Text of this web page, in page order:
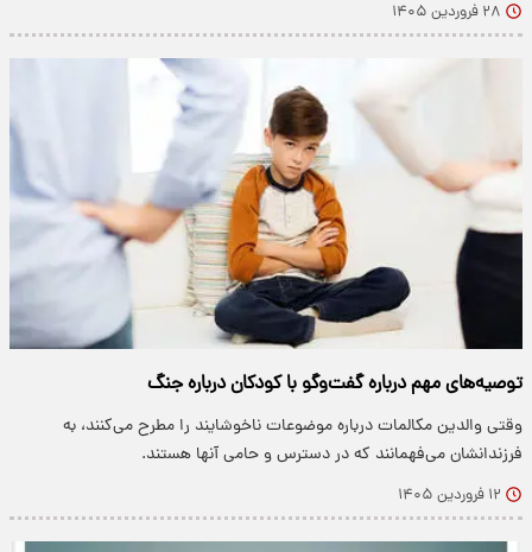
۲۸ فروردین ۱۴۰۵
توصیه‌های مهم درباره گفت‌و‌گو با کودکان درباره جنگ
وقتی والدین مکالمات درباره موضوعات ناخوشایند را مطرح می‌کنند، به
فرزندانشان می‌فهمانند که در دسترس و حامی آنها هستند.
۱۲ فروردین ۱۴۰۵